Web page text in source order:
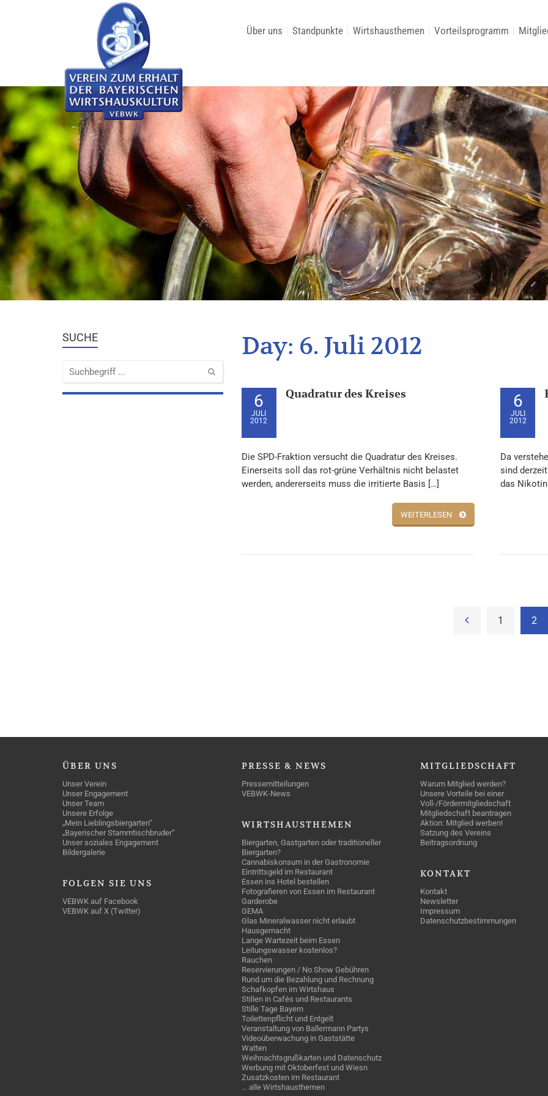
Über uns Standpunkte Wirtshausthemen Vorteilsprogramm
SUCHE Day: 6. Juli 2012
6
JULI
2012
Quadratur des Kreises
Die SPD-Fraktion versucht die Quadratur des Kreises.
Einerseits soll das rot-grüne Verhältnis nicht belastet
werden, andererseits muss die irritierte Basis […]
WEITERLESEN
6
JULI
2012
Da
sind
das
1 2
ÜBER UNS
Unser Verein
Unser Engagement
Unser Team
Unsere Erfolge
„Mein Lieblingsbiergarten“
„Bayerischer Stammtischbruder“
Unser soziales Engagement
Bildergalerie
FOLGEN SIE UNS
VEBWK auf Facebook
VEBWK auf X (Twitter)
PRESSE & NEWS
Pressemitteilungen
VEBWK-News
WIRTSHAUSTHEMEN
Biergarten, Gastgarten oder traditioneller
Biergarten?
Cannabiskonsum in der Gastronomie
Eintrittsgeld im Restaurant
Essen ins Hotel bestellen
Fotografieren von Essen im Restaurant
Garderobe
GEMA
Glas Mineralwasser nicht erlaubt
Hausgemacht
Lange Wartezeit beim Essen
Leitungswasser kostenlos?
Rauchen
Reservierungen / No Show Gebühren
Rund um die Bezahlung und Rechnung
Schafkopfen im Wirtshaus
Stillen in Cafés und Restaurants
Stille Tage Bayern
Toilettenpflicht und Entgelt
Veranstaltung von Ballermann Partys
Videoüberwachung in Gaststätte
Watten
Weihnachtsgrußkarten und Datenschutz
Werbung mit Oktoberfest und Wiesn
Zusatzkosten im Restaurant
… alle Wirtshausthemen
MITGLIEDSCHAFT
Warum Mitglied werden?
Unsere Vorteile bei einer
Voll-/Fördermitgliedschaft
Mitgliedschaft beantragen
Aktion: Mitglied werben!
Satzung des Vereins
Beitragsordnung
KONTAKT
Kontakt
Newsletter
Impressum
Datenschutzbestimmungen